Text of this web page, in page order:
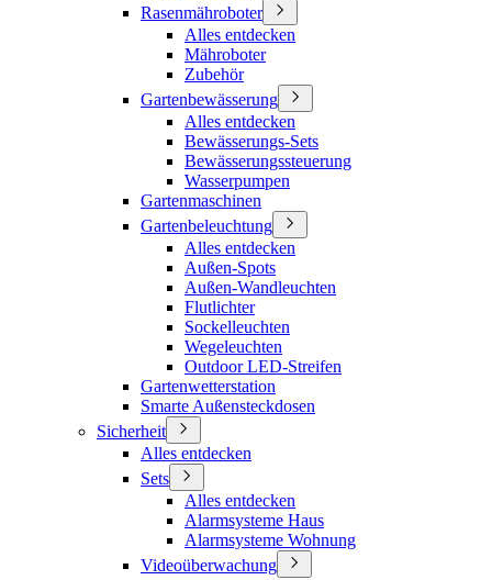
Rasenmähroboter
Alles entdecken
Mähroboter
Zubehör
Gartenbewässerung
Alles entdecken
Bewässerungs-Sets
Bewässerungssteuerung
Wasserpumpen
Gartenmaschinen
Gartenbeleuchtung
Alles entdecken
Außen-Spots
Außen-Wandleuchten
Flutlichter
Sockelleuchten
Wegeleuchten
Outdoor LED-Streifen
Gartenwetterstation
Smarte Außensteckdosen
Sicherheit
Alles entdecken
Sets
Alles entdecken
Alarmsysteme Haus
Alarmsysteme Wohnung
Videoüberwachung